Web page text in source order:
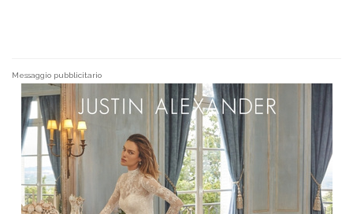
Messaggio pubblicitario